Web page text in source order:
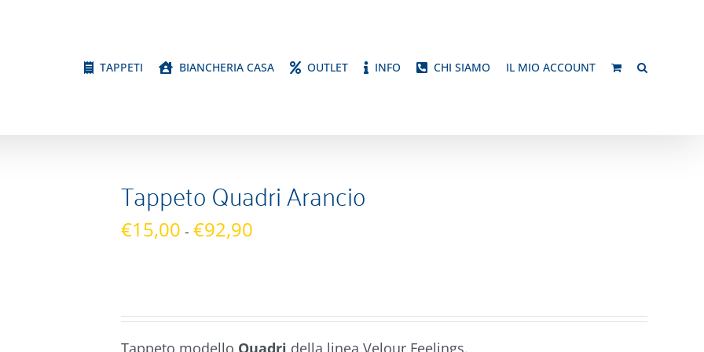
TAPPETI BIANCHERIA CASA OUTLET INFO CHI SIAMO IL MIO ACCOUNT
Tappeto Quadri Arancio
€15,00 - €92,90
Tappeto modello Quadri della linea Velour Feelings.